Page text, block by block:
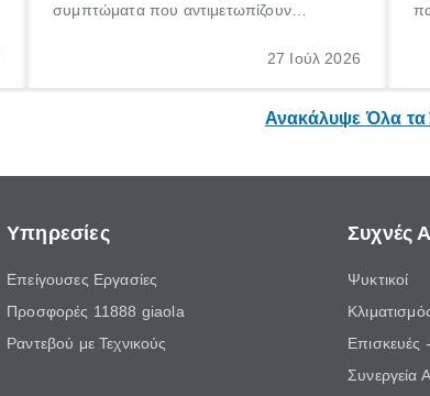
συμπτώματα που αντιμετωπίζουν
πληροφορίες για το «κνησμός τι είναι»,
27 Ιούλ 2026
Ανακάλυψε Όλα
Υπηρεσίες
Επείγουσες Εργασίες
Προσφορές 11888 giaola
Ραντεβού με Τεχνικούς
Συχνές
Ψυκτικοί
Επισκευές
Συνεργεία